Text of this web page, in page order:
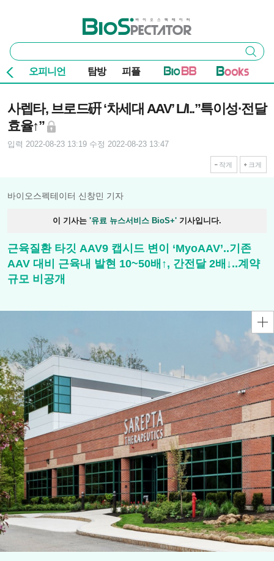
바이오스펙테이터
통
합
검
색
검색
오피니언 탐방 피플
사렙타, 브로드硏 ‘차세대 AAV’ L/I..”특이성·전달
효율↑”
입력 2022-08-23 13:19 수정 2022-08-23 13:47
작게 크게
바이오스펙테이터 신창민 기자
이 기사는 '유료 뉴스서비스 BioS+' 기사입니다.
근육질환 타깃 AAV9 캡시드 변이 ‘MyoAAV’..기존
AAV 대비 근육내 발현 10~50배↑, 간전달 2배↓..계약
규모 비공개